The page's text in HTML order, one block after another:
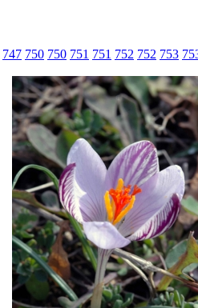
747 750 750 751 751 752 752 753